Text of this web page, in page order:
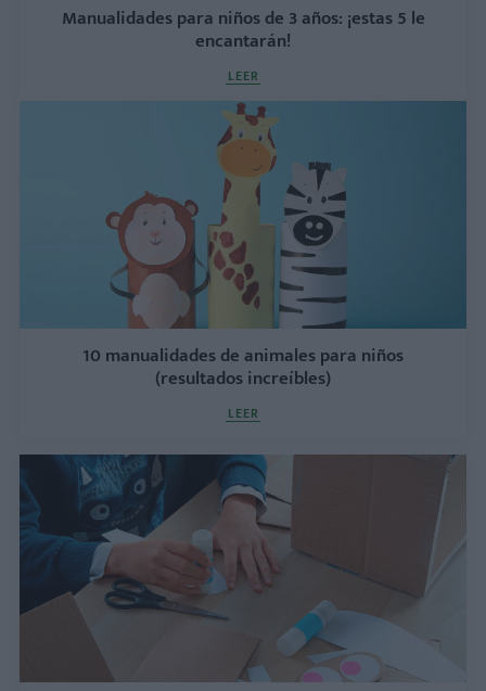
Manualidades para niños de 3 años: ¡estas 5 le
encantarán!
LEER
10 manualidades de animales para niños
(resultados increíbles)
LEER